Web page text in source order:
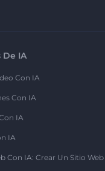
IA
Con IA
Con IA
IA
IA
Con IA: Crear Un Sitio